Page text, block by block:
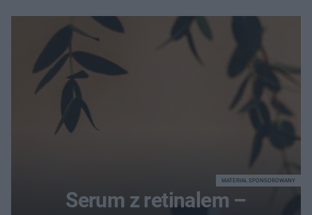
Serum z retinalem –
MATERIAŁ SPONSOROWANY